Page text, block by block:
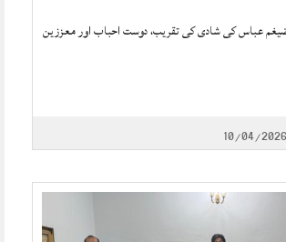
عباس کی شادی کی تقریب، دوست احباب اور معززین
10/04/2026